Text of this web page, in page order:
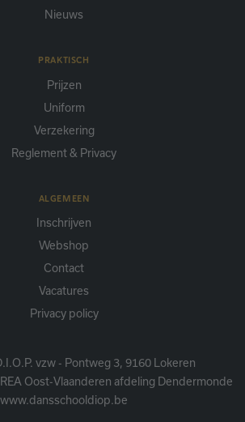
Nieuws
PRAKTISCH
Prijzen
Uniform
Verzekering
Reglement & Privacy
ALGEMEEN
Inschrijven
Webshop
Contact
Vacatures
Privacy policy
vzw - Pontweg 3, 9160 Lokeren
Oost-Vlaanderen afdeling Dendermonde
www.dansschooldiop.be